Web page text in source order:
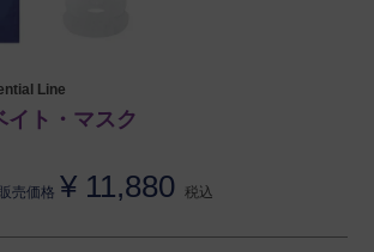
Line
イト・マスク
販売価格 ¥ 11,880 税込